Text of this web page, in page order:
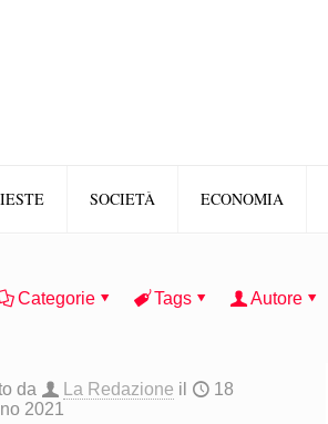
SOCIETÀ ECONOMIA
Categorie Tags Autore
da La Redazione il
18
2021